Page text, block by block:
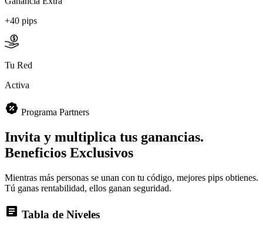
+40 pips
Tu Red
Activa
Programa Partners
Invita y multiplica tus ganancias.
Beneficios Exclusivos
Mientras más personas se unan con tu código, mejores pips obtienes.
Tú ganas rentabilidad, ellos ganan seguridad.
Tabla de Niveles